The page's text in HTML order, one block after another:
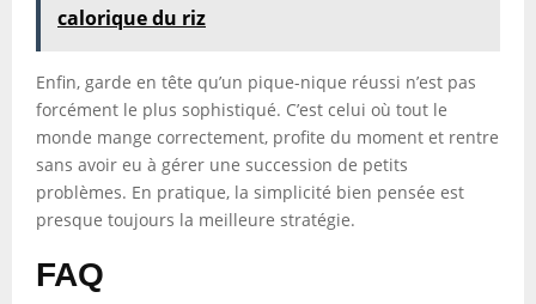
calorique du riz
Enfin, garde en tête qu’un pique-nique réussi n’est pas
forcément le plus sophistiqué. C’est celui où tout le
monde mange correctement, profite du moment et rentre
sans avoir eu à gérer une succession de petits
problèmes. En pratique, la simplicité bien pensée est
presque toujours la meilleure stratégie.
FAQ